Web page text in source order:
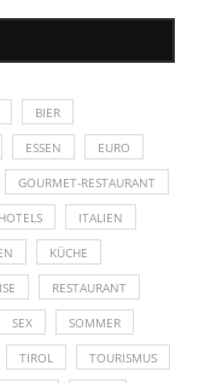
BIER
ESSEN EURO
GOURMET-RESTAURANT
HOTELS ITALIEN
KÜCHE
RESTAURANT
SEX SOMMER
TIROL TOURISMUS